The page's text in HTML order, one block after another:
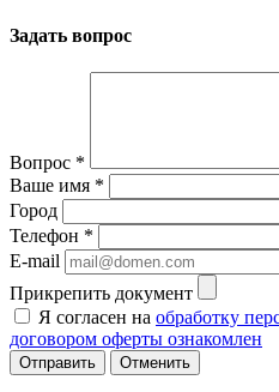
Задать вопрос
Вопрос *
Ваше имя *
Город
Телефон *
E-mail
Прикрепить документ
Я согласен на обработку
договором оферты ознакомлен
Отменить